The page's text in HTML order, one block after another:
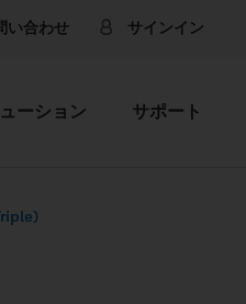
い合わせ サインイン
ーション サポート